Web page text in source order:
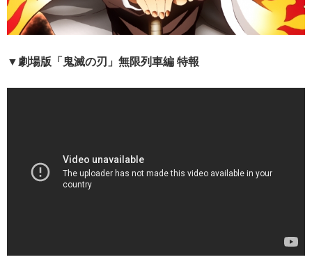
▼劇場版「鬼滅の刃」無限列車編 特報